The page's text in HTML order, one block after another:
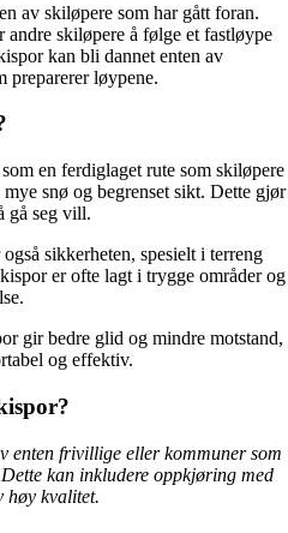
av skiløpere som har gått foran.
andre skiløpere å følge et fastløype
kan bli dannet enten av
preparerer løypene.
en ferdiglaget rute som skiløpere
snø og begrenset sikt. Dette gjør
gå seg vill.
sikkerheten, spesielt i terreng
er ofte lagt i trygge områder og
gir bedre glid og mindre motstand,
og effektiv.
enten frivillige eller kommuner som
kan inkludere oppkjøring med
høy kvalitet.